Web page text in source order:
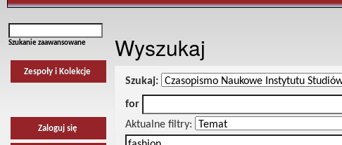
Szukanie zaawansowane
Zespoły i Kolekcje
Zaloguj się
Wyszukaj
Szukaj:
for
Aktualne filtry: